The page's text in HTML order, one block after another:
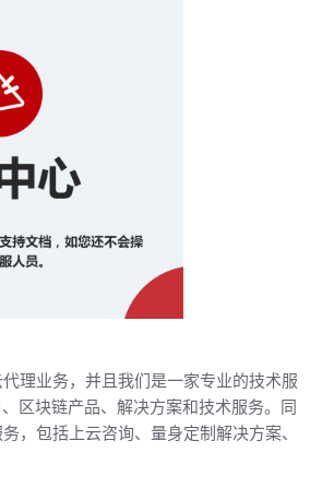
理业务，并且我们是一家专业的技术服
区块链产品、解决方案和技术服务。同
，包括上云咨询、量身定制解决方案、